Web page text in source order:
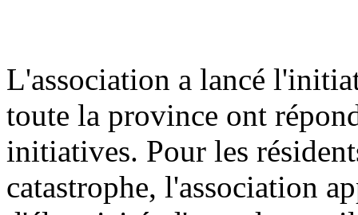
L'association a lancé
toute la province ont
initiatives. Pour les
catastrophe, l'association